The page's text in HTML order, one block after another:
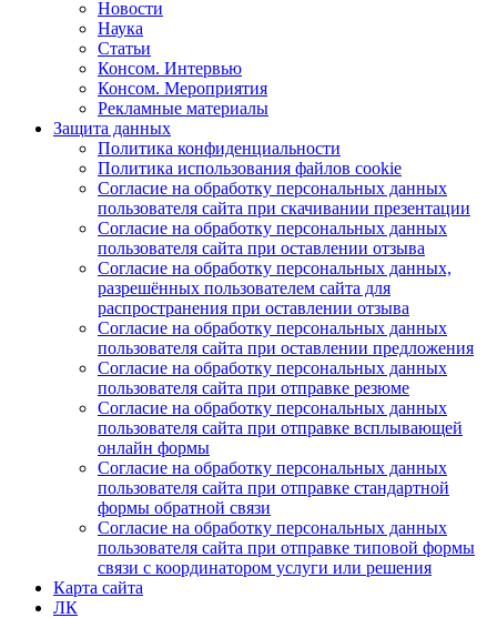
Новости
Наука
Статьи
Консом. Интервью
Консом. Мероприятия
Рекламные материалы
Защита данных
Политика конфиденциальности
Политика использования файлов cookie
Согласие на обработку персональных данных
пользователя сайта при скачивании презентации
Согласие на обработку персональных данных
пользователя сайта при оставлении отзыва
Согласие на обработку персональных данных,
разрешённых пользователем сайта для
распространения при оставлении отзыва
Согласие на обработку персональных данных
пользователя сайта при оставлении предложения
Согласие на обработку персональных данных
пользователя сайта при отправке резюме
Согласие на обработку персональных данных
пользователя сайта при отправке всплывающей
онлайн формы
Согласие на обработку персональных данных
пользователя сайта при отправке стандартной
формы обратной связи
Согласие на обработку персональных данных
пользователя сайта при отправке типовой формы
связи с координатором услуги или решения
Карта сайта
ЛК